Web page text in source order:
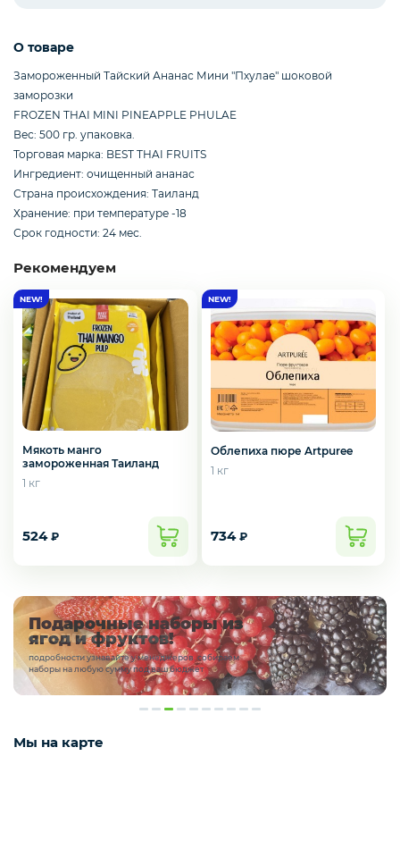
Орехи и сухофрукты
Приправы и специи
Мороженое
Бакалея
Масло
Яйцо
О товаре
Замороженный Тайский Ананас Мини "Пхулае" шоковой
заморозки
FROZEN THAI MINI PINEAPPLE PHULAE
Вес: 500 гр. упаковка.
Торговая марка: BEST THAI FRUITS
Ингредиент: очищенный ананас
Страна происхождения: Таиланд
Хранение: при температуре -18
Срок годности: 24 мес.
Рекомендуем
Мякоть манго
замороженная Таиланд
1 кг
524 ₽
Облепиха пюре Artpuree
1 кг
734 ₽
Подарочные наборы из
ягод и фруктов!
подробности узнавайте у менеджеров. собираем
наборы на любую сумму под ваш бюджет
Мы на карте